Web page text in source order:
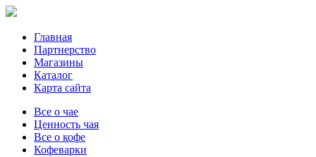
Главная
Партнерство
Магазины
Каталог
Карта сайта
Все о чае
Ценность чая
Все о кофе
Кофеварки